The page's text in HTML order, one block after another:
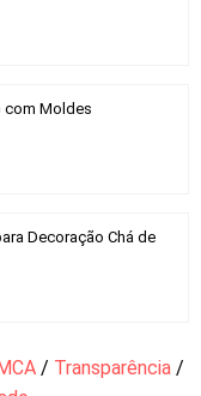
com Moldes
Decoração Chá de
/ Transparência /